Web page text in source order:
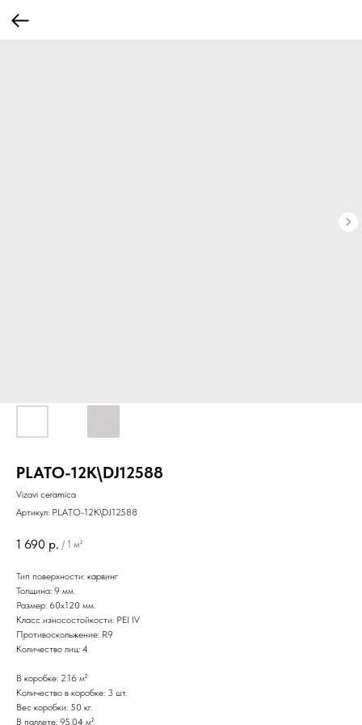
PLATO-12K\DJ12588
Vizavi ceramica
Артикул: PLATO-12K\DJ12588
1 690 р. / 1 м²
Тип поверхности: карвинг
Толщина: 9 мм.
Размер: 60х120 мм.
Класс износостойкости: PEI IV
Противоскольжение: R9
Количество лиц: 4
В коробке: 2.16 м²
Количество в коробке: 3 шт.
Вес коробки: 50 кг.
В паллете: 95.04 м²